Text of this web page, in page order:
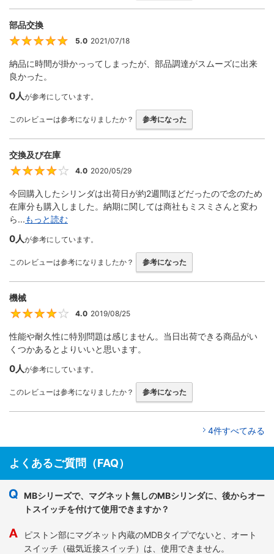
部品交換
5
5.0 2021/07/18
納品に時間が掛かっってしまったが、部品調達がスムーズに出来
良かった。
0人が参考にしています。
このレビューは参考になりましたか？ 参考になった
交換及び在庫
4
4.0 2020/05/29
今回購入したシリンダは出荷日が約2週間ほどだったので念のため
在庫分も購入しました。納期に関しては商社もミスミさんと変わ
ら...もっと読む
0人が参考にしています。
このレビューは参考になりましたか？ 参考になった
機械
4
4.0 2019/08/25
性能や耐久性に特別問題は感じません。当日出荷できる商品がい
くつかあるとよりいいと思います。
0人が参考にしています。
このレビューは参考になりましたか？ 参考になった
4件すべてみる
よくあるご質問（FAQ）
MBシリーズで、マグネット無しのMBシリンダに、後からオー
トスイッチを付けて使用できますか？
ピストン部にマグネット内蔵のMDBタイプでないと、オート
スイッチ（磁気近接スイッチ）は、使用できません。